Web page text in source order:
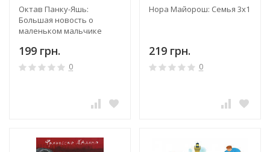
Октав Панку-Яшь:
Большая новость о
маленьком мальчике
199 грн.
0
Нора Майорош: Семья 3х1
219 грн.
0